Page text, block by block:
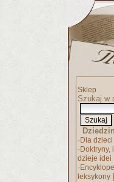
Sklep
Szukaj w
· Dla dzieci
· Doktryny,
dzieje idei
·
leksykony